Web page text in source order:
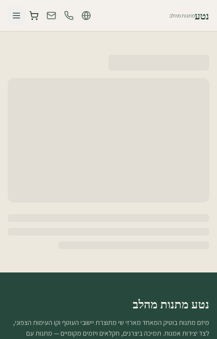
נטעמתנות מהלב
נטע מתנות מהלב
מיזם מתנות בוטיק המאחד מארזי שי מתוצרת יישובי העוטף וקו העימות הצפוני,
לצד יצירות אמנות. תמיכה ביצרנים, חקלאים ויזמים מקומיים — מתנות עם